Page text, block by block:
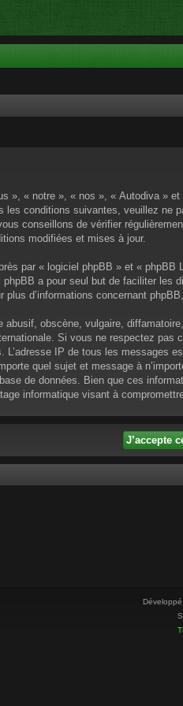
», « notre », « nos », « Autodiva »
les conditions suivantes, veuillez
conseillons de vérifier
modifiées et mises à jour.
par « logiciel phpBB » et «
phpBB a pour seul but de faciliter les
d’informations concernant
obscène, vulgaire,
Si vous ne respectez
IP de tous les messages
quel sujet et message à
de données. Bien que ces
informatique visant à